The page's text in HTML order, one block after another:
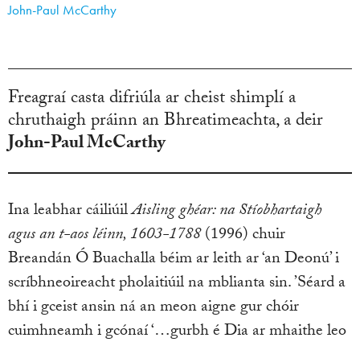
John-Paul McCarthy
Freagraí casta difriúla ar cheist shimplí a
chruthaigh práinn an Bhreatimeachta, a deir
John-Paul McCarthy
Ina leabhar cáiliúilAisling ghéar: na Stíobhartaigh
agus an t-aos léinn, 1603-1788(1996) chuir
Breandán Ó Buachalla béim ar leith ar ‘an Deonú’ i
scríbhneoireacht pholaitiúil na mblianta sin. ’Séard a
bhí i gceist ansin ná an meon aigne gur chóir
cuimhneamh i gcónaí ‘…gurbh é Dia ar mhaithe leo